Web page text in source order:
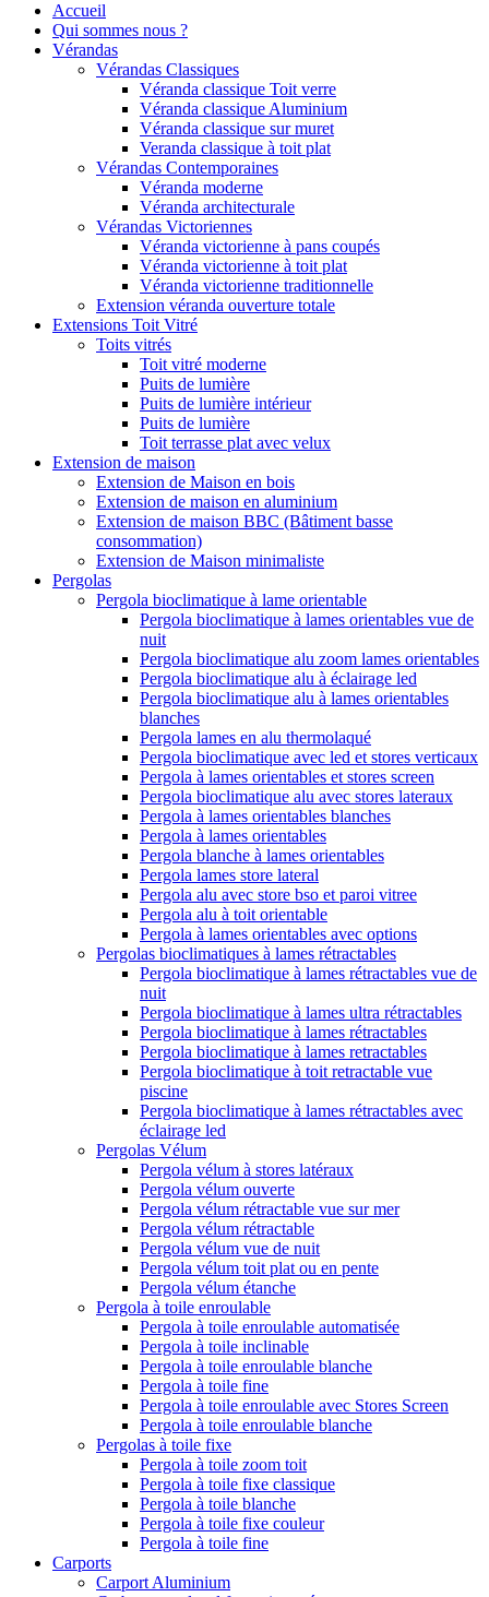
Accueil
Qui sommes nous ?
Vérandas
Vérandas Classiques
Véranda classique Toit verre
Véranda classique Aluminium
Véranda classique sur muret
Veranda classique à toit plat
Vérandas Contemporaines
Véranda moderne
Véranda architecturale
Vérandas Victoriennes
Véranda victorienne à pans coupés
Véranda victorienne à toit plat
Véranda victorienne traditionnelle
Extension véranda ouverture totale
Extensions Toit Vitré
Toits vitrés
Toit vitré moderne
Puits de lumière
Puits de lumière intérieur
Puits de lumière
Toit terrasse plat avec velux
Extension de maison
Extension de Maison en bois
Extension de maison en aluminium
Extension de maison BBC (Bâtiment basse
consommation)
Extension de Maison minimaliste
Pergolas
Pergola bioclimatique à lame orientable
Pergola bioclimatique à lames orientables vue de
nuit
Pergola bioclimatique alu zoom lames orientables
Pergola bioclimatique alu à éclairage led
Pergola bioclimatique alu à lames orientables
blanches
Pergola lames en alu thermolaqué
Pergola bioclimatique avec led et stores verticaux
Pergola à lames orientables et stores screen
Pergola bioclimatique alu avec stores lateraux
Pergola à lames orientables blanches
Pergola à lames orientables
Pergola blanche à lames orientables
Pergola lames store lateral
Pergola alu avec store bso et paroi vitree
Pergola alu à toit orientable
Pergola à lames orientables avec options
Pergolas bioclimatiques à lames rétractables
Pergola bioclimatique à lames rétractables vue de
nuit
Pergola bioclimatique à lames ultra rétractables
Pergola bioclimatique à lames rétractables
Pergola bioclimatique à lames retractables
Pergola bioclimatique à toit retractable vue
piscine
Pergola bioclimatique à lames rétractables avec
éclairage led
Pergolas Vélum
Pergola vélum à stores latéraux
Pergola vélum ouverte
Pergola vélum rétractable vue sur mer
Pergola vélum rétractable
Pergola vélum vue de nuit
Pergola vélum toit plat ou en pente
Pergola vélum étanche
Pergola à toile enroulable
Pergola à toile enroulable automatisée
Pergola à toile inclinable
Pergola à toile enroulable blanche
Pergola à toile fine
Pergola à toile enroulable avec Stores Screen
Pergola à toile enroulable blanche
Pergolas à toile fixe
Pergola à toile zoom toit
Pergola à toile fixe classique
Pergola à toile blanche
Pergola à toile fixe couleur
Pergola à toile fine
Carports
Carport Aluminium